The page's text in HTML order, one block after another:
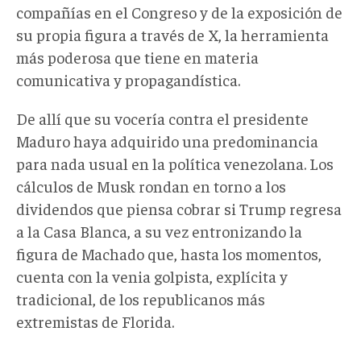
compañías en el Congreso y de la exposición de
su propia figura a través de X, la herramienta
más poderosa que tiene en materia
comunicativa y propagandística.
De allí que su vocería contra el presidente
Maduro haya adquirido una predominancia
para nada usual en la política venezolana. Los
cálculos de Musk rondan en torno a los
dividendos que piensa cobrar si Trump regresa
a la Casa Blanca, a su vez entronizando la
figura de Machado que, hasta los momentos,
cuenta con la venia golpista, explícita y
tradicional, de los republicanos más
extremistas de Florida.